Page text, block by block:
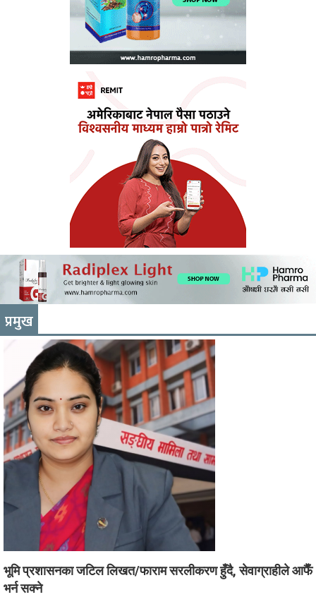
प्रमुख
भूमि प्रशासनका जटिल लिखत/फाराम सरलीकरण हुँदै, सेवाग्राहीले आफैँ
भर्न सक्ने